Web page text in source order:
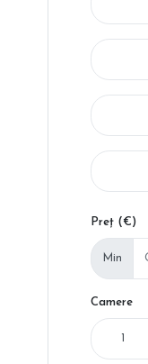
Preț (€)
Min
Camere
1